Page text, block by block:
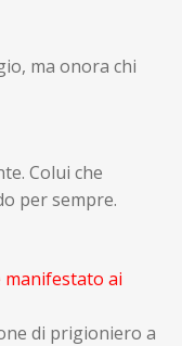
ma onora chi
Colui che
per sempre.
manifestato ai
di prigioniero a